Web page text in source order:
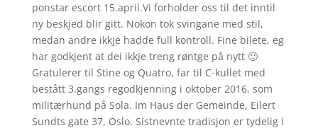
ponstar escort 15.april.Vi forholder oss til det inntil
ny beskjed blir gitt. Nokon tok svingane med stil,
medan andre ikkje hadde full kontroll. Fine bilete, eg
har godkjent at dei ikkje treng røntge på nytt 🙂
Gratulerer til Stine og Quatro, far til C-kullet med
bestått 3.gangs regodkjenning i oktober 2016, som
militærhund på Sola. Im Haus der Gemeinde, Eilert
Sundts gate 37, Oslo. Sistnevnte tradisjon er tydelig i